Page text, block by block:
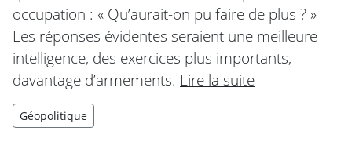
occupation : « Qu’aurait-on pu faire de plus ? »
Les réponses évidentes seraient une meilleure
intelligence, des exercices plus importants,
davantage d’armements. Lire la suite
Géopolitique